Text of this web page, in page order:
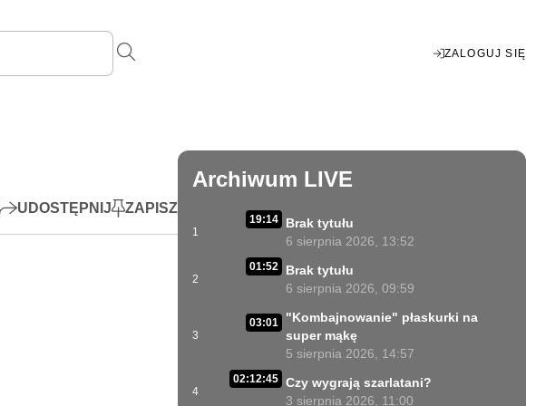
ZALOGUJ SIĘ
Enter
fullscreen
UDOSTĘPNIJ ZAPISZ
Archiwum LIVE
1
19:14
Brak tytułu
6 sierpnia 2026, 13:52
2
01:52
Brak tytułu
6 sierpnia 2026, 09:59
3
03:01
"Kombajnowanie" płaskurki na
super mąkę
5 sierpnia 2026, 14:57
4
02:12:45 Czy wygrają szarlatani?
3 sierpnia 2026, 11:00